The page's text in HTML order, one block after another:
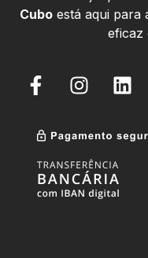
Cubo está aqui para
eficaz